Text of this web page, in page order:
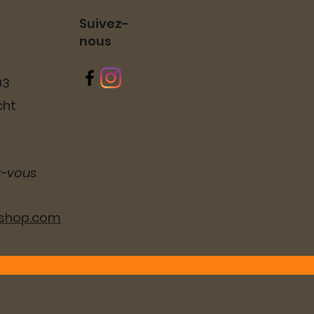
vous
Suivez-
nous